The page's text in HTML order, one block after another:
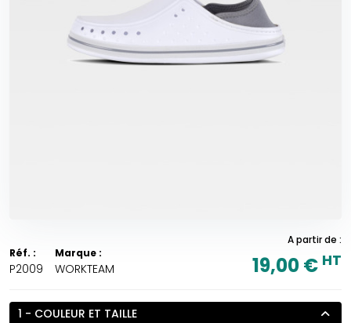
Réf. :
P2009
Marque :
WORKTEAM
A partir de :
19,00 € HT
1 - COULEUR ET TAILLE